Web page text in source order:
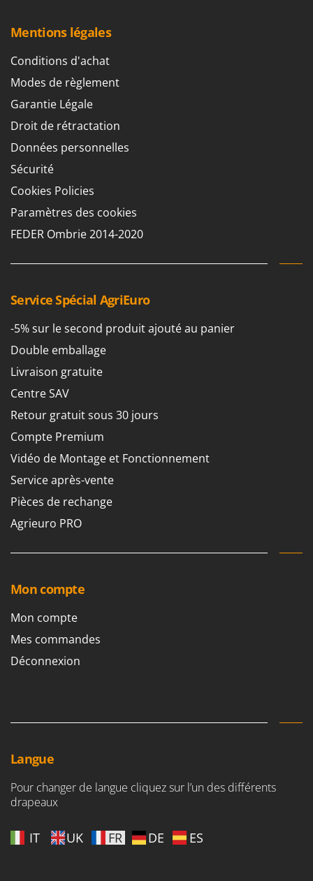
Mentions légales
Conditions d'achat
Modes de règlement
Garantie Légale
Droit de rétractation
Données personnelles
Sécurité
Cookies Policies
Paramètres des cookies
FEDER Ombrie 2014-2020
Service Spécial AgriEuro
-5% sur le second produit ajouté au panier
Double emballage
Livraison gratuite
Centre SAV
Retour gratuit sous 30 jours
Compte Premium
Vidéo de Montage et Fonctionnement
Service après-vente
Pièces de rechange
Agrieuro PRO
Mon compte
Mon compte
Mes commandes
Déconnexion
Langue
Pour changer de langue cliquez sur l’un des différents
drapeaux
IT UK FR DE ES